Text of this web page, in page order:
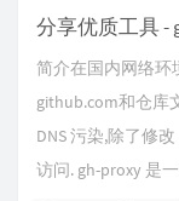
简介在国内网络环
github.com和仓库
DNS 污染,除了修
访问. gh-proxy 是